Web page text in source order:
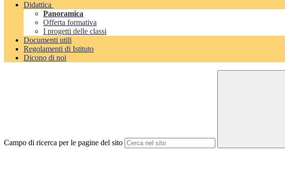
Didattica
Panoramica
Offerta formativa
I progetti delle classi
Documenti utili
Regolamenti di Istituto
Dicono di noi
Campo di ricerca per le pagine del sito